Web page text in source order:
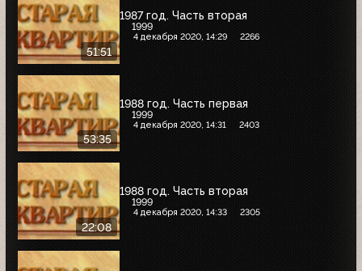
51:51
1987 год. Часть вторая
1999
4 декабря 2020, 14:29 2266
53:35
1988 год. Часть первая
1999
4 декабря 2020, 14:31 2403
22:08
1988 год. Часть вторая
1999
4 декабря 2020, 14:33 2305